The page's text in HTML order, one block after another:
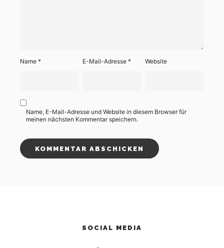
Name * E-Mail-Adresse* Website
Name, E-Mail-Adresse und Website in diesem Browser für
meinen nächsten Kommentar speichern.
SOCIAL MEDIA